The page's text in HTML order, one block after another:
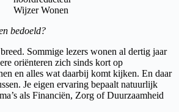
Wijzer Wonen
bedoeld?
Sommige lezers wonen al dertig jaar
oriënteren zich sinds kort op
en alles wat daarbij komt kijken. En daar
Je eigen ervaring bepaalt natuurlijk
als Financiën, Zorg of Duurzaamheid